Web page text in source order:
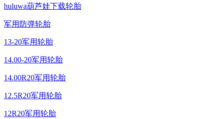
huluwa葫芦娃下载轮胎
军用防弹轮胎
13-20军用轮胎
14.00-20军用轮胎
14.00R20军用轮胎
12.5R20军用轮胎
12R20军用轮胎